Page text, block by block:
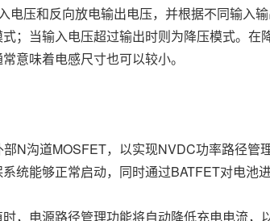
电压和反向放电输出电压，并根据不同输入
；当输入电压超过输出时则为降压模式。
意味着电感尺寸也可以较小。
N沟道MOSFET，以实现NVDC功率路径
统能够正常启动，同时通过BATFET对电池进
，电源路径管理功能将自动降低充电电流